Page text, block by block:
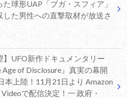
た球形UAP「ブガ・スフィア」
した男性への直撃取材が放送さ
】UFO新作ドキュメンタリー
Age of Disclosure』真実の幕開
本上陸！11月21日より Amazon
Videoで配信決定！一 政府・